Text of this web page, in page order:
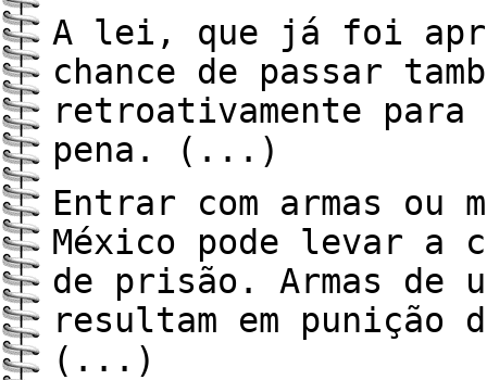
A lei, que já foi
chance de passar
retroativamente para
pena. (...)
Entrar com armas ou
México pode levar a
de prisão. Armas de
resultam em punição
(...)